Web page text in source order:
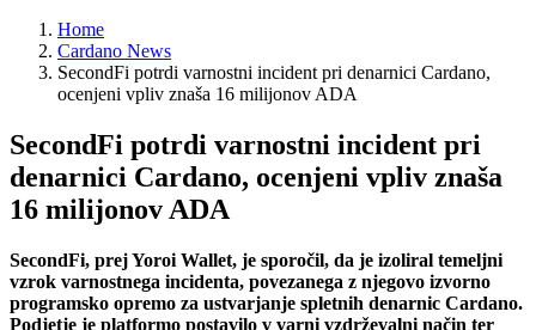
Home
Cardano News
SecondFi potrdi varnostni incident pri denarnici Cardano,
ocenjeni vpliv znaša 16 milijonov ADA
SecondFi potrdi varnostni incident pri
denarnici Cardano, ocenjeni vpliv znaša
16 milijonov ADA
SecondFi, prej Yoroi Wallet, je sporočil, da je izoliral temeljni
vzrok varnostnega incidenta, povezanega z njegovo izvorno
programsko opremo za ustvarjanje spletnih denarnic Cardano.
Podjetje je platformo postavilo v varni vzdrževalni način ter